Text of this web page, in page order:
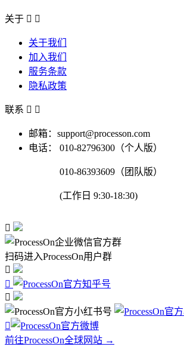
关于  
关于我们
加入我们
服务条款
隐私政策
联系  
邮箱：support@processon.com
电话：
010-82796300（个人版）
010-86393609（团队版）
(工作日 9:30-18:30)

扫码进入ProcessOn用户群




前往ProcessOn全球网站 →